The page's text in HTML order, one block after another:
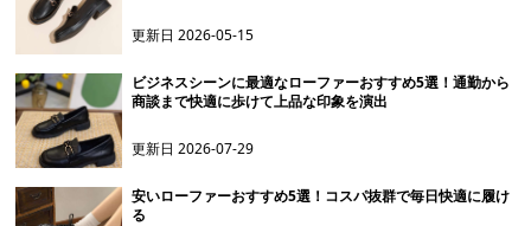
更新日2026-05-15
ビジネスシーンに最適なローファーおすすめ5選！通勤から
商談まで快適に歩けて上品な印象を演出
更新日2026-07-29
安いローファーおすすめ5選！コスパ抜群で毎日快適に履け
る